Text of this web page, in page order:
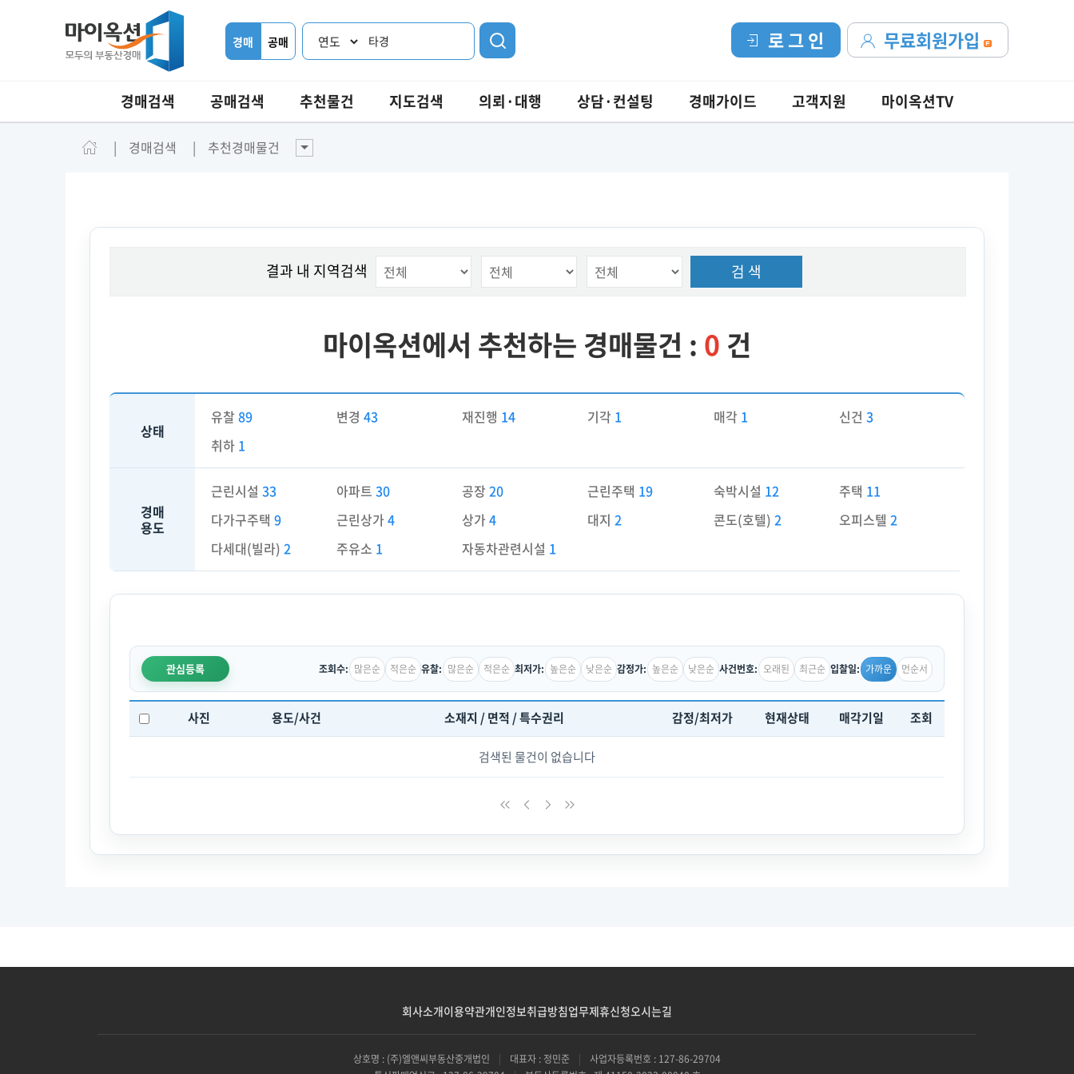
경매 공매 타경 무료회원가입
로 그 인
경매검색 공매검색 추천물건 지도검색 의뢰·대행 상담·컨설팅 경매가이드 고객지원 마이옥션TV
경매검색 추천경매물건
결과 내 지역검색 검 색
마이옥션에서 추천하는 경매물건 : 0 건
상태
유찰 89 변경43 재진행 14 기각 1 매각 1 신건 3
취하 1
경매
용도
근린시설 33 아파트30 공장20 근린주택 19 숙박시설 12 주택 11
다가구주택 9 근린상가4 상가4 대지2 콘도(호텔) 2 오피스텔 2
다세대(빌라) 2 주유소 1 자동차관련시설 1
관심등록 조회수: 많은순 적은순 유찰: 많은순 적은순 최저가: 높은순 낮은순 감정가: 높은순 낮은순 사건번호: 오래된 최근순 입찰일: 가까운 먼순서
사진 용도/사건 소재지 / 면적 / 특수권리 감정/최저가 현재상태 매각기일 조회
검색된 물건이 없습니다
회사소개이용약관개인정보취급방침업무제휴신청오시는길
상호명 : (주)엘앤씨부동산중개법인 | 대표자 : 정민준 |
사업자등록번호 : 127-86-29704